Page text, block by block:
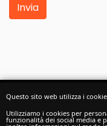
Invia
Autoscuole
Questo sito web utilizza i cookie
Utilizziamo i cookies per
funzionalità dei social media e